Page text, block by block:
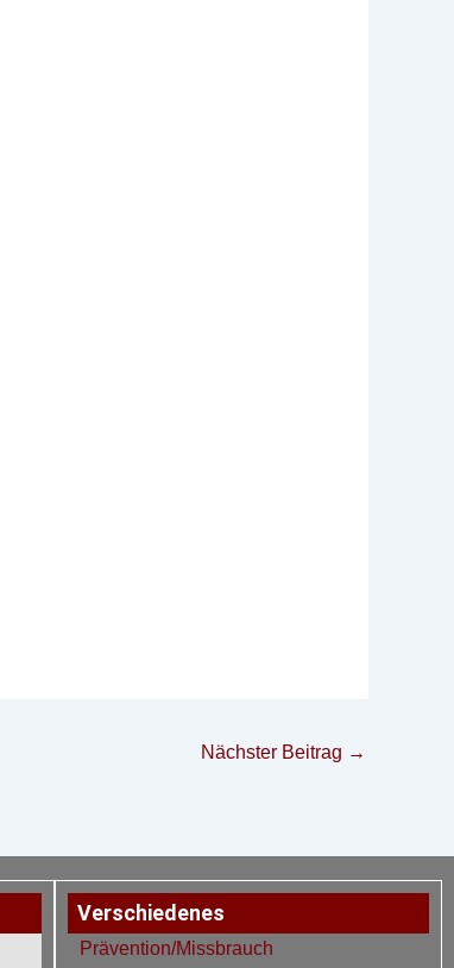
Nächster Beitrag →
Verschiedenes
Prävention/Missbrauch